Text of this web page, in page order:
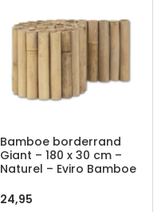
Bamboe borderrand
Giant – 180 x 30 cm –
Naturel – Eviro Bamboe
24,95